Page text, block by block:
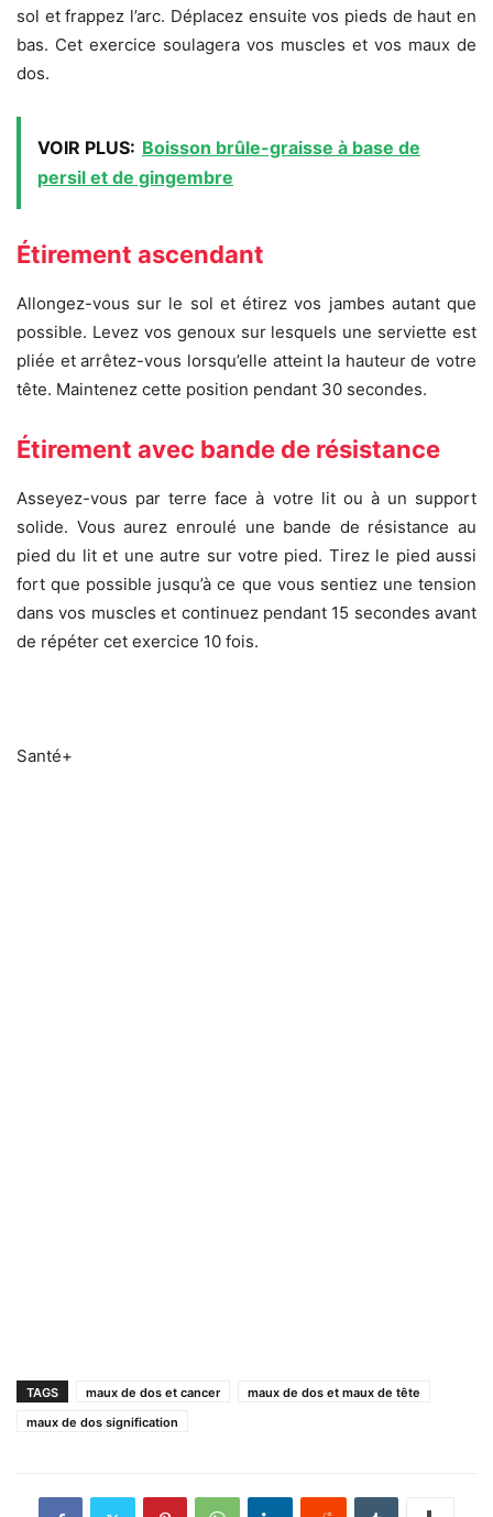
sol et frappez l’arc. Déplacez ensuite vos pieds de haut en
bas. Cet exercice soulagera vos muscles et vos maux de
dos.
VOIR PLUS: Boisson brûle-graisse à base de
persil et de gingembre
Étirement ascendant
Allongez-vous sur le sol et étirez vos jambes autant que
possible. Levez vos genoux sur lesquels une serviette est
pliée et arrêtez-vous lorsqu’elle atteint la hauteur de votre
tête. Maintenez cette position pendant 30 secondes.
Étirement avec bande de résistance
Asseyez-vous par terre face à votre lit ou à un support
solide. Vous aurez enroulé une bande de résistance au
pied du lit et une autre sur votre pied. Tirez le pied aussi
fort que possible jusqu’à ce que vous sentiez une tension
dans vos muscles et continuez pendant 15 secondes avant
de répéter cet exercice 10 fois.
Santé+
TAGS maux de dos et cancer
maux de dos et maux de tête
maux de dos signification